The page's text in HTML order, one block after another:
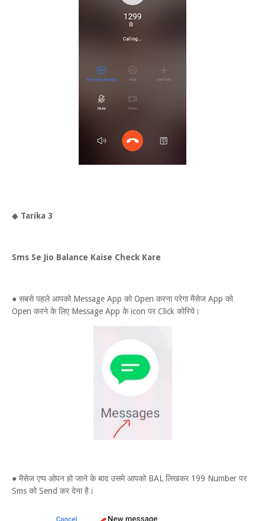
◆ Tarika 3
Sms Se Jio Balance Kaise Check Kare
● सबसे पहले आपको Message App को Open करना परेगा मैसेज App को
Open करने के लिए Message App के icon पर Click कोरिये।
● मैसेज एप्प ओपन हो जाने के बाद उसमे आपको BAL लिखकर 199 Number पर
Sms को Send कर देना है।